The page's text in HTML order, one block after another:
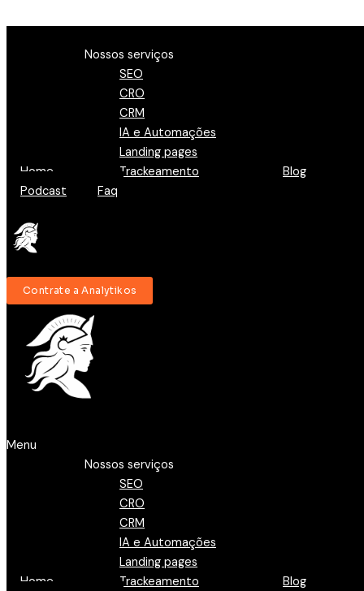
Home
Nossos serviços
SEO
CRO
CRM
IA e Automações
Landing pages
Trackeamento
Blog
Podcast
Faq
Contrate a Analytikos
Menu
Home
Nossos serviços
SEO
CRO
CRM
IA e Automações
Landing pages
Trackeamento
Blog